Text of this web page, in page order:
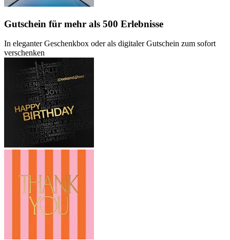
Gutschein für mehr als 500 Erlebnisse
In eleganter Geschenkbox oder als digitaler Gutschein zum sofort
verschenken